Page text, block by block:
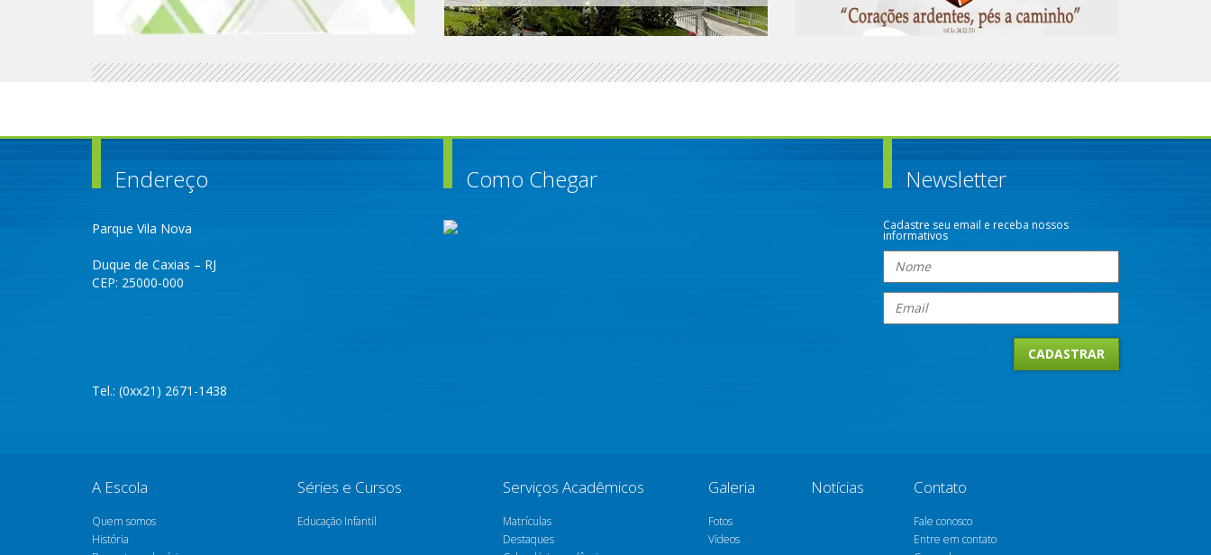
Endereço
Parque Vila Nova
Duque de Caxias – RJ
CEP: 25000-000
Tel.: (0xx21) 2671-1438
Como Chegar Newsletter
Cadastre seu email e receba nossos
informativos
A Escola
Quem somos
História
Séries e Cursos
Educação Infantil
Serviços Acadêmicos
Matrículas
Destaques
Galeria
Fotos
Vídeos
Notícias Contato
Fale conosco
Entre em contato